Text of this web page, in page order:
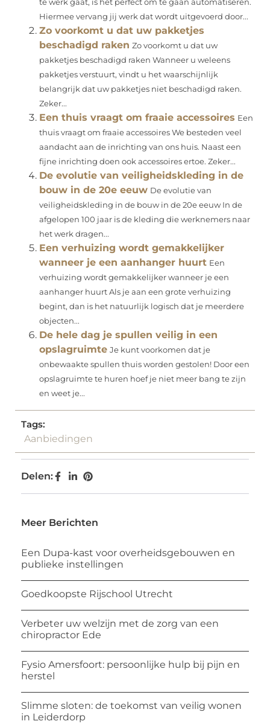
te werk gaat, is het perfect om te gaan automatiseren.
Hiermee vervang jij werk dat wordt uitgevoerd door...
Zo voorkomt u dat uw pakketjes
beschadigd raken Zo voorkomt u dat uw
pakketjes beschadigd raken Wanneer u weleens
pakketjes verstuurt, vindt u het waarschijnlijk
belangrijk dat uw pakketjes niet beschadigd raken.
Zeker...
Een thuis vraagt om fraaie accessoires Een
thuis vraagt om fraaie accessoires We besteden veel
aandacht aan de inrichting van ons huis. Naast een
fijne inrichting doen ook accessoires ertoe. Zeker...
De evolutie van veiligheidskleding in de
bouw in de 20e eeuw De evolutie van
veiligheidskleding in de bouw in de 20e eeuw In de
afgelopen 100 jaar is de kleding die werknemers naar
het werk dragen...
Een verhuizing wordt gemakkelijker
wanneer je een aanhanger huurt Een
verhuizing wordt gemakkelijker wanneer je een
aanhanger huurt Als je aan een grote verhuizing
begint, dan is het natuurlijk logisch dat je meerdere
objecten...
De hele dag je spullen veilig in een
opslagruimte Je kunt voorkomen dat je
onbewaakte spullen thuis worden gestolen! Door een
opslagruimte te huren hoef je niet meer bang te zijn
en weet je...
Tags:
Aanbiedingen
Delen:
Meer Berichten
Een Dupa-kast voor overheidsgebouwen en
publieke instellingen
Goedkoopste Rijschool Utrecht
Verbeter uw welzijn met de zorg van een
chiropractor Ede
Fysio Amersfoort: persoonlijke hulp bij pijn en
herstel
Slimme sloten: de toekomst van veilig wonen
in Leiderdorp